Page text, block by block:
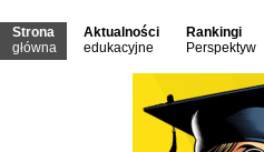
Strona
główna
Aktualności
edukacyjne
Rankingi
Perspektyw